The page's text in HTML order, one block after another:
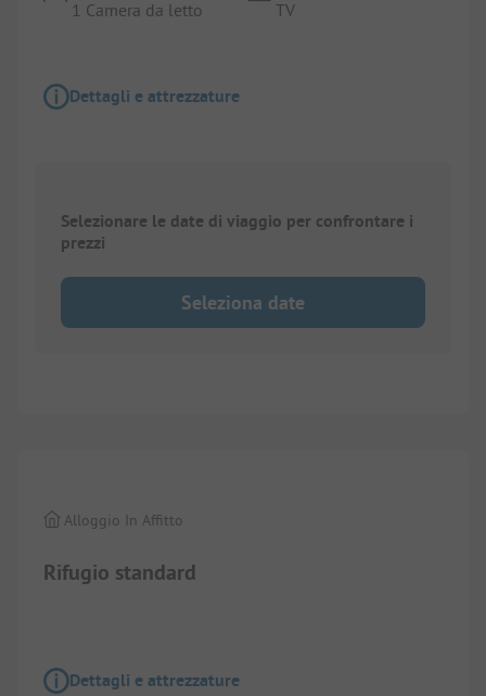
1 Camera da letto TV
Dettagli e attrezzature
Selezionare le date di viaggio per confrontare i
prezzi
Seleziona date
Rifugio standard
Alloggio In Affitto
Dettagli e attrezzature